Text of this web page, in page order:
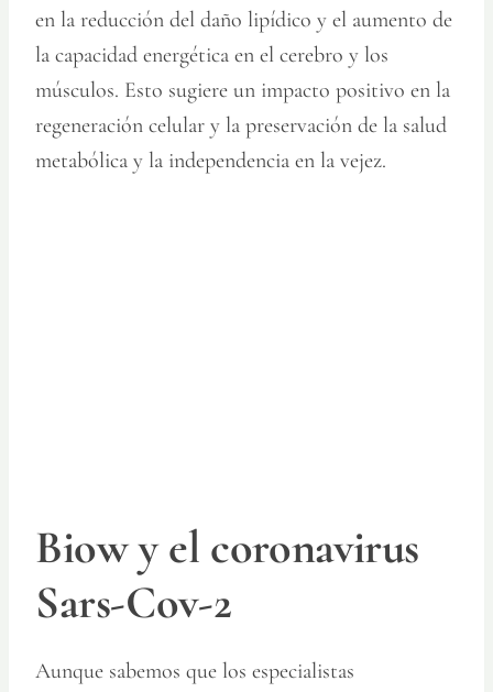
en la reducción del daño lipídico y el aumento de
la capacidad energética en el cerebro y los
músculos. Esto sugiere un impacto positivo en la
regeneración celular y la preservación de la salud
metabólica y la independencia en la vejez.
Biow y el coronavirus
Sars-Cov-2
Aunque sabemos que los especialistas